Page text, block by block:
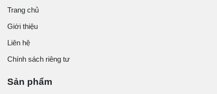
Trang chủ
Giới thiệu
Liên hệ
Chính sách riêng tư
Sản phẩm